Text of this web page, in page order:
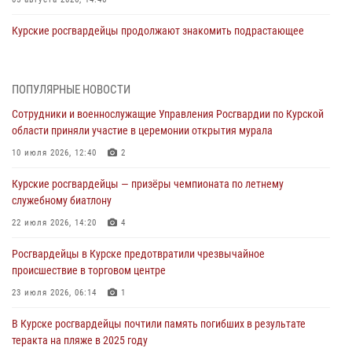
Курские росгвардейцы продолжают знакомить подрастающее
оздоровительных лагерях
05 августа 2026, 09:51
сбыта крупной партии наркотиков
04 августа 2026, 12:52
85 владельцев оружия
04 августа 2026, 07:00
297 выездов по сигналу «тревога»
03 августа 2026, 09:46
ПОПУЛЯРНЫЕ НОВОСТИ
Сотрудники и военнослужащие Управления Росгвардии по Курской
области приняли участие в церемонии открытия мурала
10 июля 2026, 12:40 2
Курские росгвардейцы — призёры чемпионата по летнему
служебному биатлону
22 июля 2026, 14:20 4
Росгвардейцы в Курске предотвратили чрезвычайное
происшествие в торговом центре
23 июля 2026, 06:14 1
В Курске росгвардейцы почтили память погибших в результате
теракта на пляже в 2025 году